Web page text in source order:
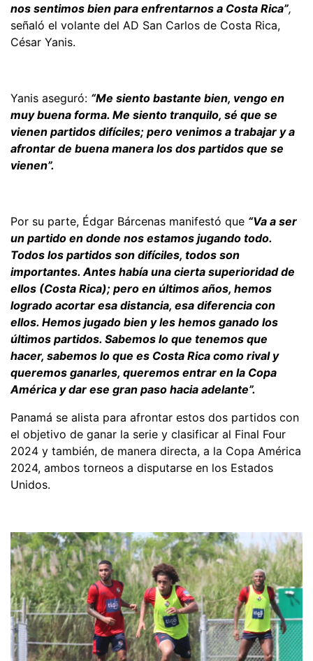
nos sentimos bien para enfrentarnos a Costa Rica”,
señaló el volante del AD San Carlos de Costa Rica,
César Yanis.
Yanis aseguró: “Me siento bastante bien, vengo en
muy buena forma. Me siento tranquilo, sé que se
vienen partidos difíciles; pero venimos a trabajar y a
afrontar de buena manera los dos partidos que se
vienen”.
Por su parte, Édgar Bárcenas manifestó que “Va a ser
un partido en donde nos estamos jugando todo.
Todos los partidos son difíciles, todos son
importantes. Antes había una cierta superioridad de
ellos (Costa Rica); pero en últimos años, hemos
logrado acortar esa distancia, esa diferencia con
ellos. Hemos jugado bien y les hemos ganado los
últimos partidos. Sabemos lo que tenemos que
hacer, sabemos lo que es Costa Rica como rival y
queremos ganarles, queremos entrar en la Copa
América y dar ese gran paso hacia adelante”.
Panamá se alista para afrontar estos dos partidos con
el objetivo de ganar la serie y clasificar al Final Four
2024 y también, de manera directa, a la Copa América
2024, ambos torneos a disputarse en los Estados
Unidos.